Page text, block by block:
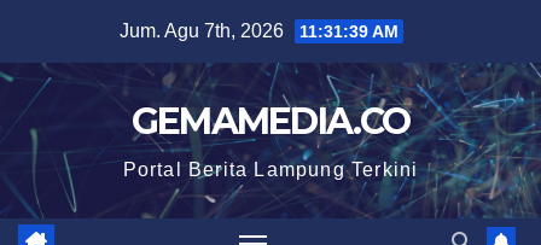
content
Jum. Agu 7th, 2026 11:31:39 AM
GEMAMEDIA.CO
Portal Berita Lampung Terkini